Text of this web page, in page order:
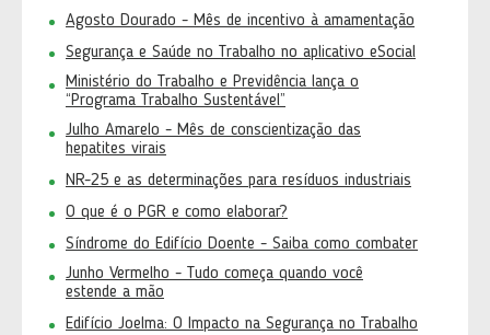
Agosto Dourado - Mês de incentivo à amamentação
Segurança e Saúde no Trabalho no aplicativo eSocial
Ministério do Trabalho e Previdência lança o
“Programa Trabalho Sustentável”
Julho Amarelo - Mês de conscientização das
hepatites virais
NR-25 e as determinações para resíduos industriais
O que é o PGR e como elaborar?
Síndrome do Edifício Doente - Saiba como combater
Junho Vermelho - Tudo começa quando você
estende a mão
Edifício Joelma: O Impacto na Segurança no Trabalho